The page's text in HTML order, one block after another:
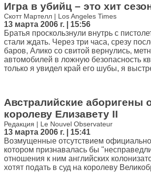
Игра в убийц – это хит
Скотт Мартелл | Los Angeles Times
13 марта 2006 г. | 15:56
Братья проскользнули внутрь с
стали ждать. Через три часа, срезу
баров, Алико со свитой вернулись,
автомобилей в ложную безопасность
только я увидел край его шубы, я
Австралийские аборигены
королеву Елизавету II
Редакция | Le Nouvel Observateur
13 марта 2006 г. | 15:41
Возмущенные отсутствием
котором признавалась бы
отношения к ним английских
хотят подать в суд на королеву